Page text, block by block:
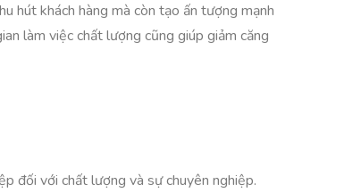
hút khách hàng mà còn tạo ấn tượng mạnh
làm việc chất lượng cũng giúp giảm căng
đối với chất lượng và sự chuyên nghiệp.